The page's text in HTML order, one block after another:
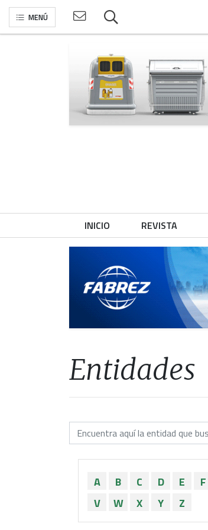
MENÚ
INICIO REVISTA
Entidades
A B C D E F
V
W X Y Z